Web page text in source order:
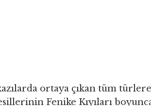
ortaya çıkan tüm
Fenike Kıyıları